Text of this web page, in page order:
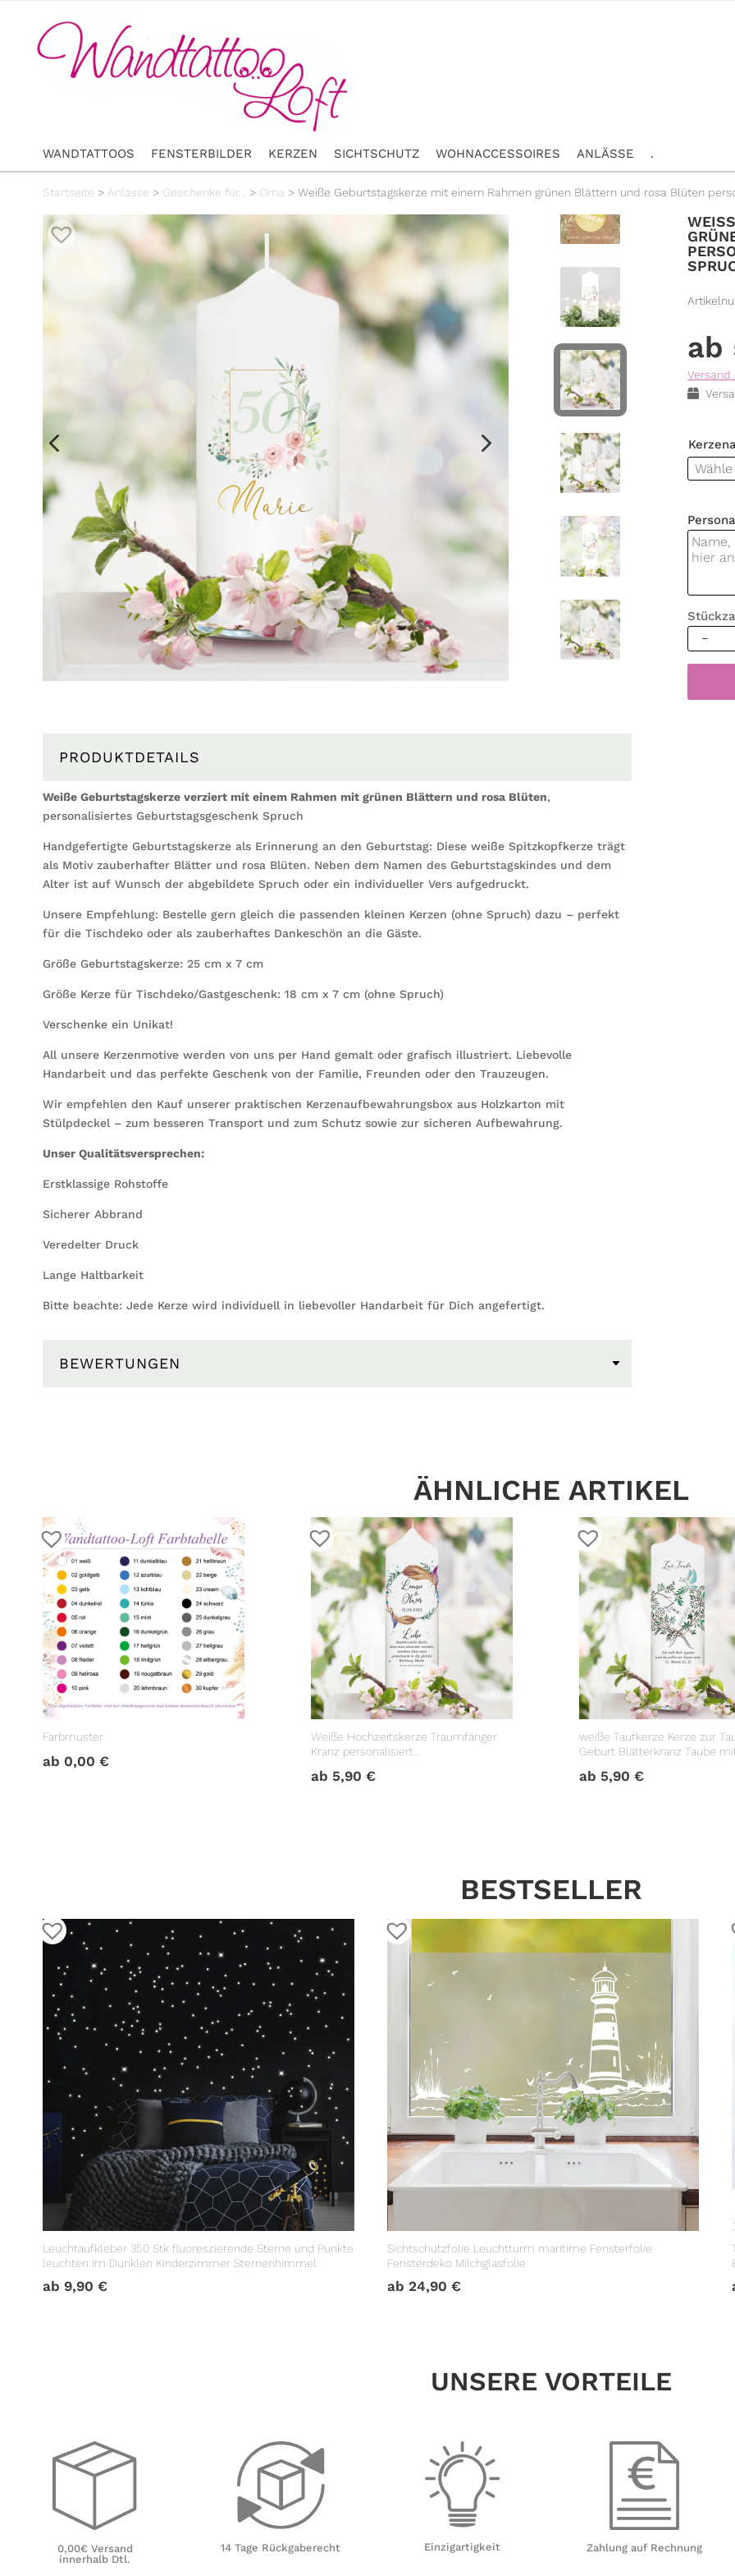
WANDTATTOOS FENSTERBILDER KERZEN SICHTSCHUTZ WOHNACCESSOIRES ANLÄSSE .
Startseite > Anlässe > Geschenke für... > Oma > Weiße Geburtstagskerze mit einem Rahmen grünen Blättern und rosa Blüten
Versand
Weiße
PRODUKTDETAILS
Weiße Geburtstagskerze verziert mit einem Rahmen mit grünen Blättern und rosa Blüten,
personalisiertes Geburtstagsgeschenk Spruch
Handgefertigte Geburtstagskerze als Erinnerung an den Geburtstag: Diese weiße Spitzkopfkerze trägt
als Motiv zauberhafter Blätter und rosa Blüten. Neben dem Namen des Geburtstagskindes und dem
Alter ist auf Wunsch der abgebildete Spruch oder ein individueller Vers aufgedruckt.
Unsere Empfehlung: Bestelle gern gleich die passenden kleinen Kerzen (ohne Spruch) dazu – perfekt
für die Tischdeko oder als zauberhaftes Dankeschön an die Gäste.
Größe Geburtstagskerze: 25 cm x 7 cm
Größe Kerze für Tischdeko/Gastgeschenk: 18 cm x 7 cm (ohne Spruch)
Verschenke ein Unikat!
All unsere Kerzenmotive werden von uns per Hand gemalt oder grafisch illustriert. Liebevolle
Handarbeit und das perfekte Geschenk von der Familie, Freunden oder den Trauzeugen.
Wir empfehlen den Kauf unserer praktischen Kerzenaufbewahrungsbox aus Holzkarton mit
Stülpdeckel – zum besseren Transport und zum Schutz sowie zur sicheren Aufbewahrung.
Unser Qualitätsversprechen:
Erstklassige Rohstoffe
Sicherer Abbrand
Veredelter Druck
Lange Haltbarkeit
Bitte beachte: Jede Kerze wird individuell in liebevoller Handarbeit für Dich angefertigt.
BEWERTUNGEN
ÄHNLICHE ARTIKEL
Farbmuster
ab 0,00 €
Weiße Hochzeitskerze Traumfänger
Kranz personalisiert
ab 5,90€
weiße Taufkerze Kerze zur
Geburt Blätterkranz Taube
ab 5,90€
BESTSELLER
Leuchtaufkleber 350 Stk fluoreszierende Sterne und Punkte
leuchten im Dunklen Kinderzimmer Sternenhimmel
ab 9,90 €
Sichtschutzfolie Leuchtturm maritime Fensterfolie
Fensterdeko Milchglasfolie
ab 24,90 €
UNSERE VORTEILE
0,00€ Versand
innerhalb Dtl.
14 Tage Rückgaberecht Einzigartigkeit Zahlung auf Rechnung